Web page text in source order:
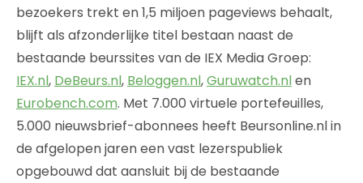
bezoekers trekt en 1,5 miljoen pageviews behaalt,
blijft als afzonderlijke titel bestaan naast de
bestaande beurssites van de IEX Media Groep:
IEX.nl, DeBeurs.nl, Beloggen.nl,Guruwatch.nlen
Eurobench.com. Met 7.000 virtuele portefeuilles,
5.000 nieuwsbrief-abonnees heeft Beursonline.nl in
de afgelopen jaren een vast lezerspubliek
opgebouwd dat aansluit bij de bestaande